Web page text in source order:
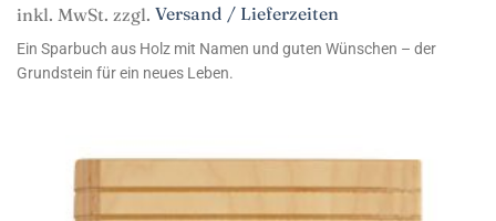
inkl. MwSt. zzgl. Versand / Lieferzeiten
Ein Sparbuch aus Holz mit Namen und guten Wünschen – der
Grundstein für ein neues Leben.